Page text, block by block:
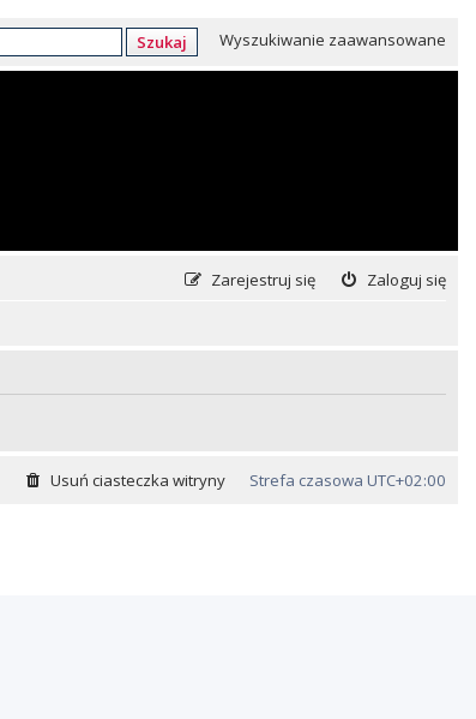
Szukaj Wyszukiwanie zaawansowane
Zaloguj się
Zarejestruj się
Strefa czasowa UTC+02:00
Usuń ciasteczka witryny